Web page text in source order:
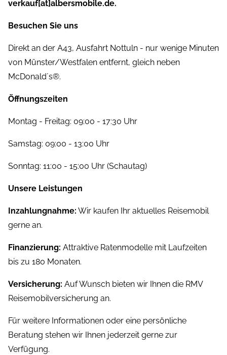
verkauf[at]albersmobile.de.
Besuchen Sie uns
Direkt an der A43, Ausfahrt Nottuln - nur wenige Minuten
von Münster/Westfalen entfernt, gleich neben
McDonald´s®.
Öffnungszeiten
Montag - Freitag: 09:00 - 17:30 Uhr
Samstag: 09:00 - 13:00 Uhr
Sonntag: 11:00 - 15:00 Uhr (Schautag)
Unsere Leistungen
Inzahlungnahme: Wir kaufen Ihr aktuelles Reisemobil
gerne an.
Finanzierung: Attraktive Ratenmodelle mit Laufzeiten
bis zu 180 Monaten.
Versicherung: Auf Wunsch bieten wir Ihnen die RMV
Reisemobilversicherung an.
Für weitere Informationen oder eine persönliche
Beratung stehen wir Ihnen jederzeit gerne zur
Verfügung.